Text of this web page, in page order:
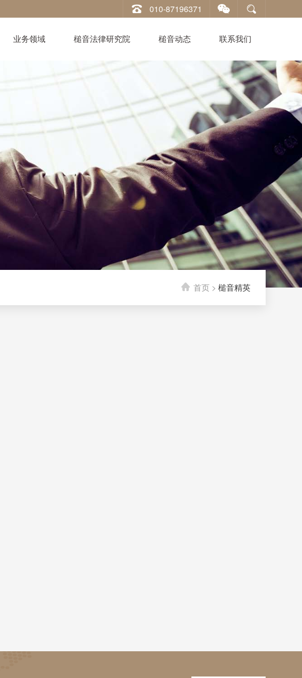
010-87196371
业务领域 槌音法律研究院 槌音动态 联系我们
首页 > 槌音精英